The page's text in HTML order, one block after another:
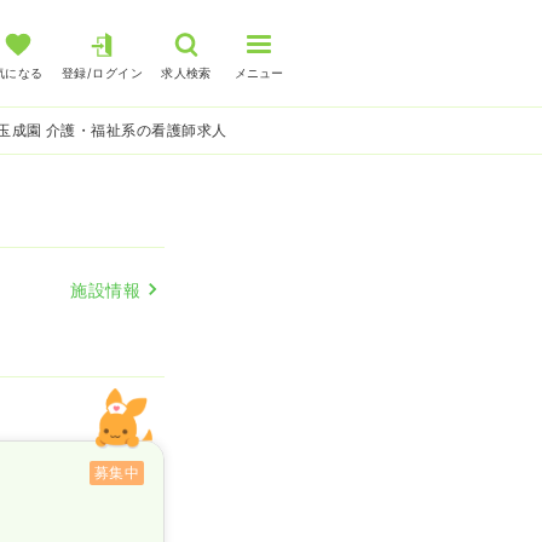
になる 登録/ログイン 求人検索 メニュー
成園 介護・福祉系の看護師求人
施設情報
募集中